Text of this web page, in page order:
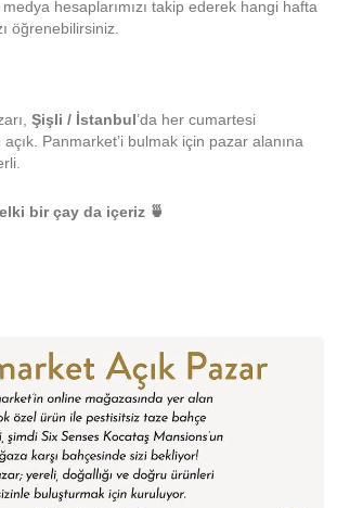
hesaplarımızı takip ederek hangi hafta
öğrenebilirsiniz.
Şişli / İstanbul’da her cumartesi
Panmarket’i bulmak için pazar alanına
bir çay da içeriz 🍵